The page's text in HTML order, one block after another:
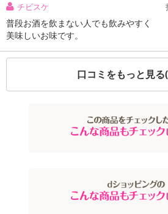
フルーティーでクリアなライトスパーク
時代の変化とともに、リキュールへと進
「斬新で新しい飲み方がカッコイイ」と
し、
チビスケ
普段お酒を飲まない人でも飲みやすく
美味しいお味です。
口コミをもっと見る